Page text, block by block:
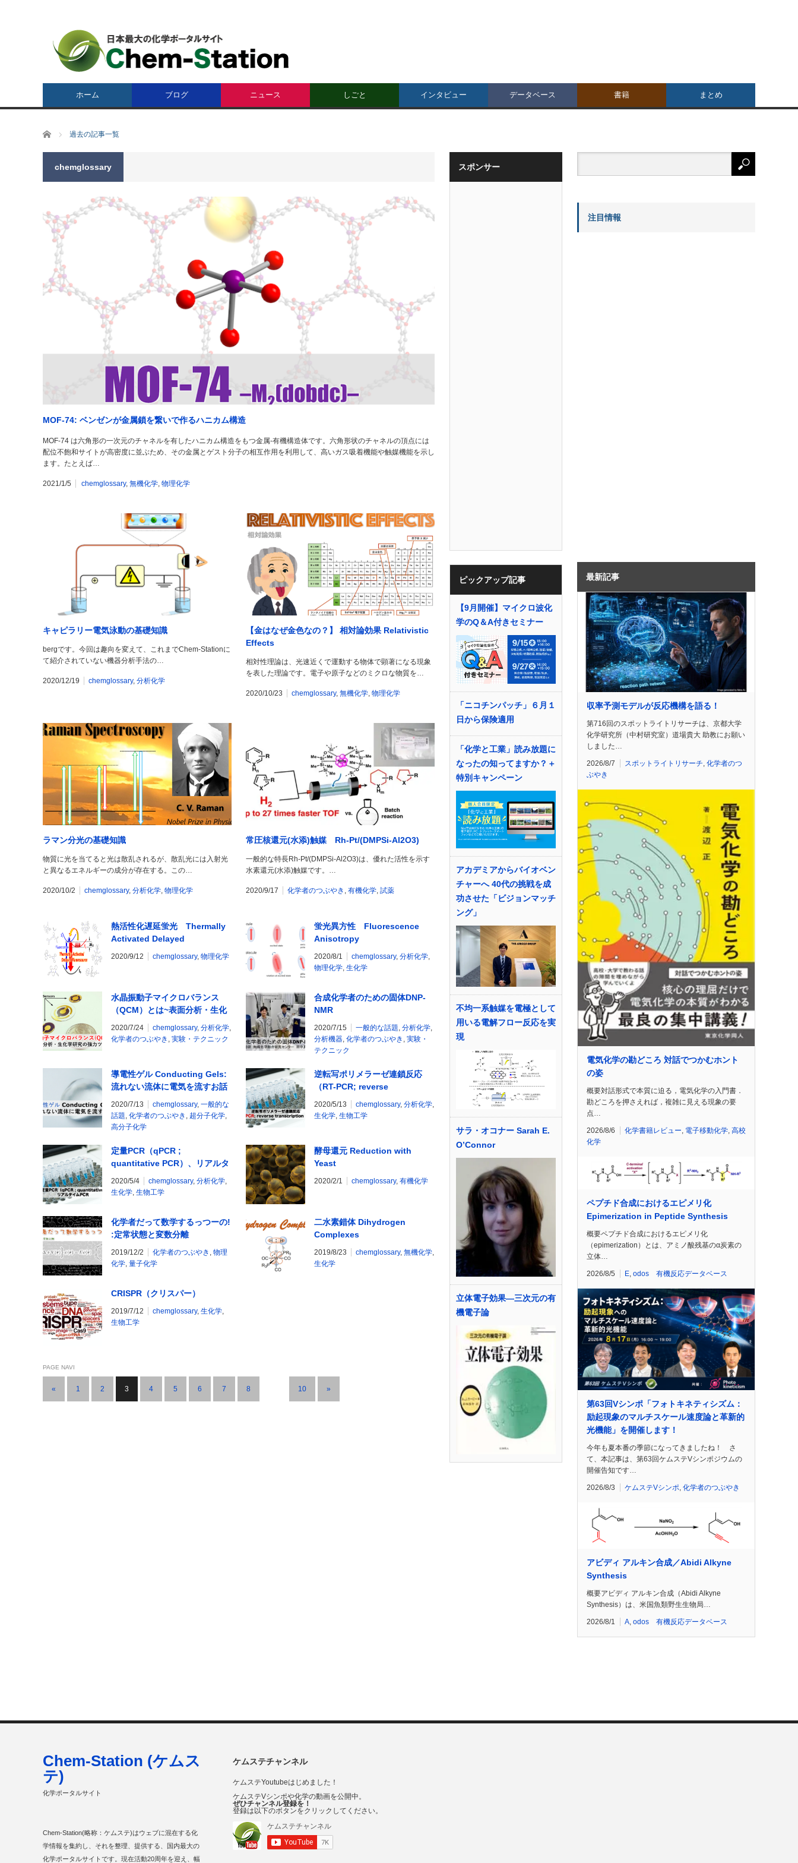
ホーム ブログ ニュース しごと インタビュー データベース 書籍 まとめ
ホーム 過去の記事一覧
chemglossary
MOF-74: ベンゼンが金属鎖を繋いで作るハニカム構造
MOF-74 は六角形の一次元のチャネルを有したハニカム構造をもつ金属-有機構造体です。六角形状のチャネルの頂点には
配位不飽和サイトが高密度に並ぶため、その金属とゲスト分子の相互作用を利用して、高いガス吸着機能や触媒機能を示し
ます。たとえば…
2021/1/5 chemglossary, 無機化学, 物理化学
キャピラリー電気泳動の基礎知識
bergです。今回は趣向を変えて、これまでChem-Stationに
て紹介されていない機器分析手法の…
2020/12/19 chemglossary, 分析化学
【金はなぜ金色なの？】 相対論効果 Relativistic
Effects
相対性理論は、光速近くで運動する物体で顕著になる現象
を表した理論です。電子や原子などのミクロな物質を…
2020/10/23 chemglossary, 無機化学, 物理化学
ラマン分光の基礎知識
物質に光を当てると光は散乱されるが、散乱光には入射光
と異なるエネルギーの成分が存在する。この…
2020/10/2 chemglossary, 分析化学, 物理化学
常圧核還元(水添)触媒 Rh-Pt/(DMPSi-Al2O3)
一般的な特長Rh-Pt/(DMPSi-Al2O3)は、優れた活性を示す
水素還元(水添)触媒です。…
2020/9/17 化学者のつぶやき , 有機化学, 試薬
熱活性化遅延蛍光 Thermally
Activated Delayed
Fluorescence (TADF)
2020/9/12 chemglossary, 物理化学
蛍光異方性 Fluorescence
Anisotropy
2020/8/1 chemglossary, 分析化学,
物理化学, 生化学
水晶振動子マイクロバランス
（QCM）とは~表面分析・生化
学研究の強力ツール~
2020/7/24 chemglossary, 分析化学,
化学者のつぶやき , 実験・テクニック
合成化学者のための固体DNP-
NMR
2020/7/15 一般的な話題, 分析化学,
分析機器, 化学者のつぶやき , 実験・
テクニック
導電性ゲル Conducting Gels:
流れない流体に電気を流すお話
2020/7/13 chemglossary, 一般的な
話題, 化学者のつぶやき , 超分子化学,
高分子化学
逆転写ポリメラーゼ連鎖反応
（RT-PCR; reverse
transcription PCR）
2020/5/13 chemglossary, 分析化学,
生化学, 生物工学
定量PCR（qPCR ;
quantitative PCR）、リアルタ
イムPCR
2020/5/4 chemglossary, 分析化学,
生化学, 生物工学
酵母還元 Reduction with
Yeast
2020/2/1 chemglossary, 有機化学
化学者だって数学するっつーの!
:定常状態と変数分離
2019/12/2 化学者のつぶやき , 物理
化学, 量子化学
二水素錯体 Dihydrogen
Complexes
2019/8/23 chemglossary, 無機化学,
生化学
CRISPR（クリスパー）
2019/7/12 chemglossary, 生化学,
生物工学
PAGE NAVI
« 1 2 3 4 5 6 7 8 10 »
スポンサー
ピックアップ記事
【9月開催】マイクロ波化
学のQ＆A付きセミナー
「ニコチンパッチ」６月１
日から保険適用
「化学と工業」読み放題に
なったの知ってますか？＋
特別キャンペーン
アカデミアからバイオベン
チャーへ 40代の挑戦を成
功させた「ビジョンマッチ
ング」
不均一系触媒を電極として
用いる電解フロー反応を実
現
サラ・オコナー Sarah E.
O’Connor
立体電子効果―三次元の有
機電子論
注目情報
最新記事
収率予測モデルが反応機構を語る！
第716回のスポットライトリサーチは、京都大学
化学研究所（中村研究室）道場貴大 助教にお願い
しました…
2026/8/7 スポットライトリサーチ 化学者のつ
ぶやき
電気化学の勘どころ 対話でつかむホント
の姿
概要対話形式で本質に迫る，電気化学の入門書．
勘どころを押さえれば，複雑に見える現象の要
点…
2026/8/6 化学書籍レビュー 電子移動化学 高校
化学
ペプチド合成におけるエピメリ化
Epimerization in Peptide Synthesis
概要ペプチド合成におけるエピメリ化
（epimerization）とは、アミノ酸残基のα炭素の
立体…
2026/8/5 E odos 有機反応データベース
第63回Vシンポ「フォトキネティシズム：
励起現象のマルチスケール速度論と革新的
光機能」を開催します！
今年も夏本番の季節になってきましたね！ さ
て、本記事は、第63回ケムステVシンポジウムの
開催告知です…
2026/8/3 ケムステVシンポ, 化学者のつぶやき
アビディ アルキン合成／Abidi Alkyne
Synthesis
概要アビディ アルキン合成（Abidi Alkyne
Synthesis）は、米国魚類野生生物局…
2026/8/1 A, odos 有機反応データベース
ケムステチャンネル
ケムステYoutubeはじめました！
ケムステVシンポや化学の動画を公開中。
ぜひチャンネル登録を！
登録は以下のボタンをクリックしてください。
Chem-Station (ケムス
テ)
化学ポータルサイト
Chem-Station(略称：ケムステ)はウェブに混在する化
学情報を集約し、それを整理、提供する、国内最大の
化学ポータルサイトです。現在活動20周年を迎え、幅